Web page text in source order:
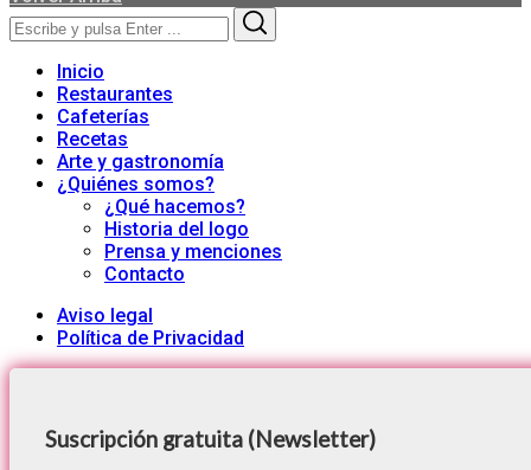
Search
for:
Inicio
Restaurantes
Cafeterías
Recetas
Arte y gastronomía
¿Quiénes somos?
¿Qué hacemos?
Historia del logo
Prensa y menciones
Contacto
Aviso legal
Política de Privacidad
Suscripción gratuita (Newsletter)